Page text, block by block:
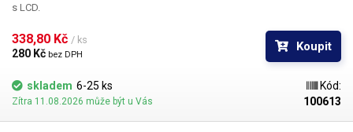
338,80 Kč / ks
280 Kč bez DPH
Koupit
skladem 6-25 ks
Zítra 11.08.2026 může být u Vás
Kód:
100613